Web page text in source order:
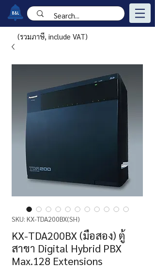
SKU: KX-TDA200BX(SH)
KX-TDA200BX (มือสอง) ตู้
สาขา Digital Hybrid PBX
Max.128 Extensions
(รวมภาษี, include VAT)